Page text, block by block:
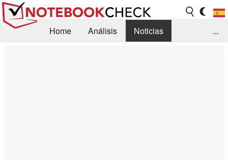
Home Análisis
Noticias
...